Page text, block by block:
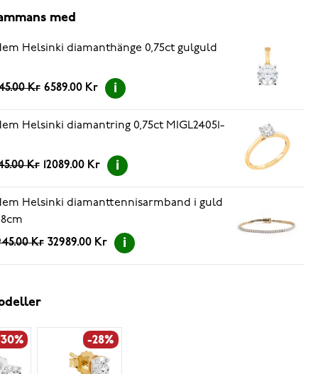
med
Helsinki diamanthänge 0,75ct gulguld
Kr 6589.00 Kr
Helsinki diamantring 0,75ct MIGL24051-
Kr 12089.00 Kr
Helsinki diamanttennisarmband i guld
Kr 32989.00 Kr
-28%